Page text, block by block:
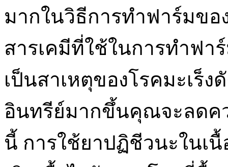
มากในวิธีการทำฟาร์มขอ
สารเคมีที่ใช้ในการทำฟา
เป็นสาเหตุของโรคมะเร็
อินทรีย์มากขึ้นคุณจะลดคว
นี้ การใช้ยาปฏิชีวนะในเ